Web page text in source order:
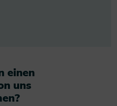
einen
uns